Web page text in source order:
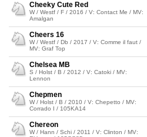
Cheeky Cute Red
W / Westf / F / 2016 / V: Contact Me / MV:
Amalgan
Cheers 16
W / Westf / Db / 2017 / V: Comme il faut /
MV: Graf Top
Chelsea MB
S / Holst / B / 2012 / V: Catoki / MV:
Lennon
Chepmen
W / Holst / B / 2010 / V: Chepetto / MV:
Corrado I / 105KA14
Chereon
W / Hann / Schi / 2011 / V: Clinton / MV: